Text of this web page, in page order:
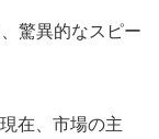
驚異的なスピー
在、市場の主